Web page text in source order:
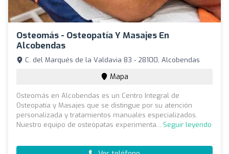
Osteomás - Osteopatía Y Masajes En
Alcobendas
C. del Marqués de la Valdavia 83 - 28100, Alcobendas
Mapa
Osteomás en Alcobendas es un Centro Integral de
Osteopatía y Masajes que se distingue por su atención
personalizada y tratamientos manuales especializados.
Nuestro equipo de osteópatas experimenta... Seguir leyendo